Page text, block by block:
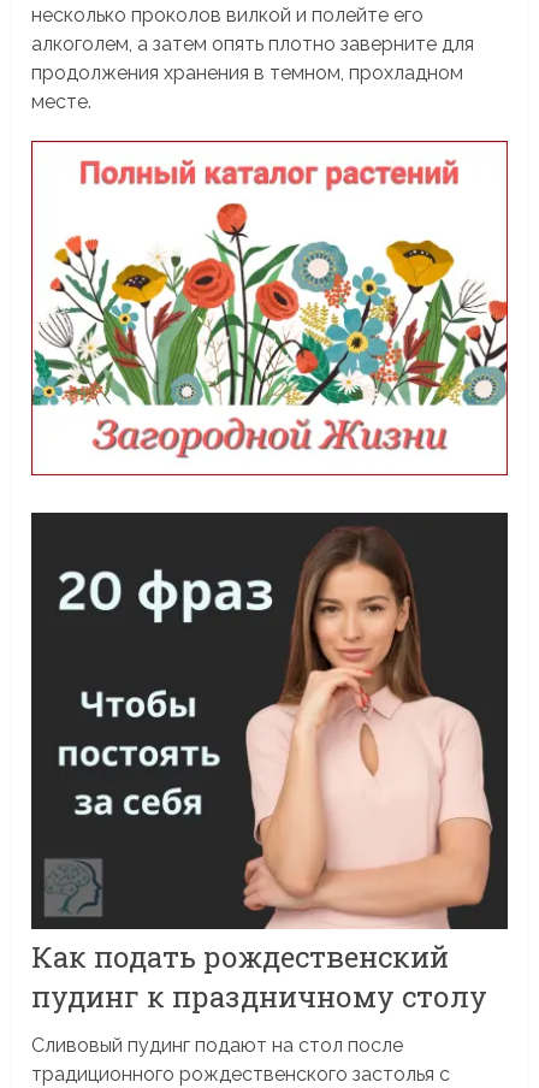
несколько проколов вилкой и полейте его
алкоголем, а затем опять плотно заверните для
продолжения хранения в темном, прохладном
месте.
Как подать рождественский
пудинг к праздничному столу
Сливовый пудинг подают на стол после
традиционного рождественского застолья с